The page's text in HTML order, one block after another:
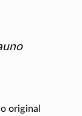
original